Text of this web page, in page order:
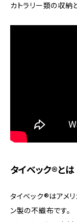
カトラリー類の収納
タイベック®とは
タイベック®はアメ
ン製の不織布です。